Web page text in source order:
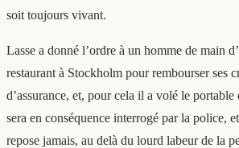
soit toujours vivant.
Lasse a donné l’ordre à un homme de main
restaurant à Stockholm pour rembourser ses
d’assurance, et, pour cela il a volé le
sera en conséquence interrogé par la police,
repose jamais, au delà du lourd labeur de la